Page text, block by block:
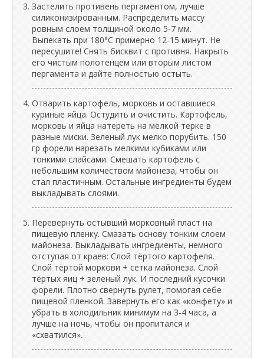
Застелить противень пергаментом, лучше
силиконизированным. Распределить массу
ровным слоем толщиной около 5-7 мм.
Выпекать при 180°C примерно 12-15 минут. Не
пересушите! Снять бисквит с противня. Накрыть
его чистым полотенцем или вторым листом
пергамента и дайте полностью остыть.
Отварить картофель, морковь и оставшиеся
куриные яйца. Остудить и очистить. Картофель,
морковь и яйца натереть на мелкой терке в
разные миски. Зеленый лук мелко порубить. 150
гр форели нарезать мелкими кубиками или
тонкими слайсами. Смешать картофель с
небольшим количеством майонеза, чтобы он
стал пластичным. Остальные ингредиенты будем
выкладывать слоями.
Перевернуть остывший морковный пласт на
пищевую пленку. Смазать основу тонким слоем
майонеза. Выкладывать ингредиенты, немного
отступая от краев: Слой тёртого картофеля.
Слой тёртой моркови + сетка майонеза. Слой
тёртых яиц + зеленый лук. И последний кусочки
форели. Плотно свернуть рулет, помогая себе
пищевой пленкой. Завернуть его как «конфету» и
убрать в холодильник минимум на 3-4 часа, а
лучше на ночь, чтобы он пропитался и
«схватился».